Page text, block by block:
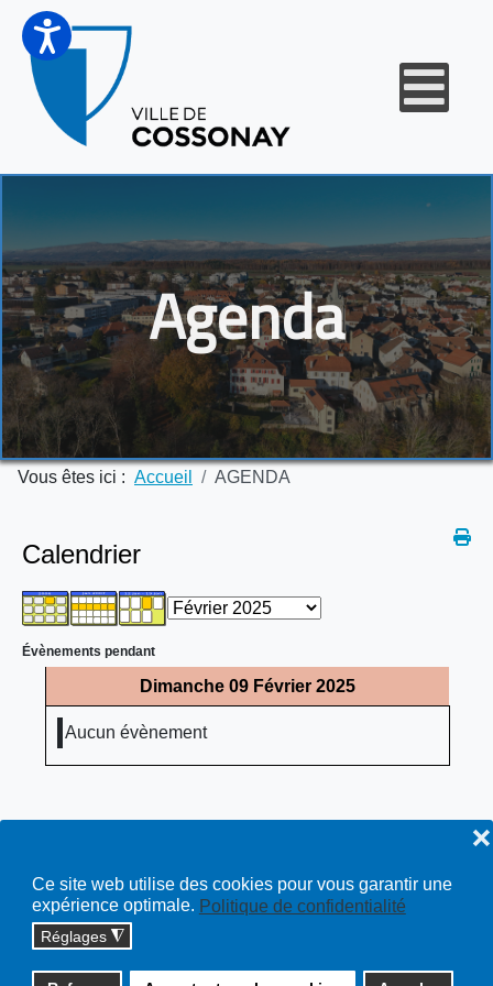
Ce site web utilise des cookies pour vous garantir une
expérience optimale. Politique de confidentialité
Réglages ◮
❌
Agenda
Vous êtes ici : Accueil AGENDA
Calendrier
Évènements pendant
Dimanche 09 Février 2025
Aucun évènement
Copyright © 2026 cossonay.ch - tous droits réservés | site :